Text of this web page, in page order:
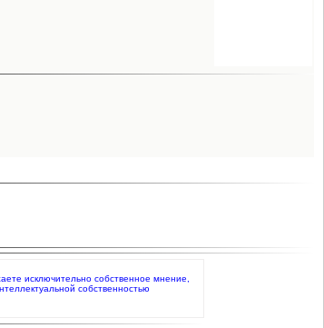
исключительно собственное мнение,
собственностью